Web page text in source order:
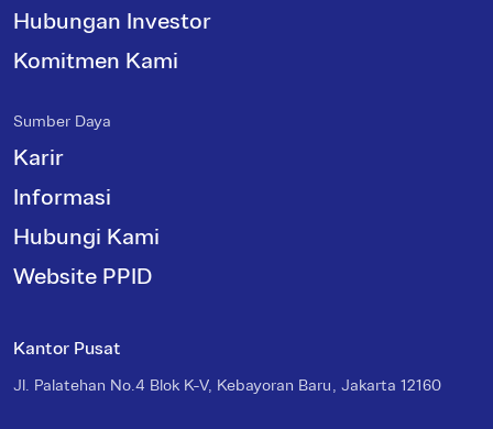
Hubungan Investor
Komitmen Kami
Sumber Daya
Karir
Informasi
Hubungi Kami
Website PPID
Kantor Pusat
Jl. Palatehan No.4 Blok K-V, Kebayoran Baru, Jakarta 12160